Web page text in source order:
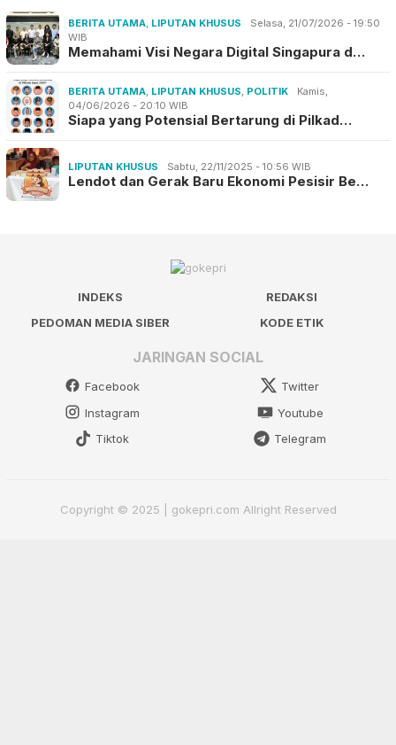
BERITA UTAMA LIPUTAN KHUSUS
Selasa, 21/07/2026 - 19:50
WIB
Memahami Visi Negara Digital Singapura d…
BERITA UTAMA LIPUTAN KHUSUS POLITIK
Kamis,
04/06/2026 - 20:10 WIB
Siapa yang Potensial Bertarung di Pilkad…
LIPUTAN KHUSUS Sabtu, 22/11/2025 - 10:56 WIB
Lendot dan Gerak Baru Ekonomi Pesisir Be…
INDEKS
REDAKSI
PEDOMAN MEDIA SIBER
KODE ETIK
JARINGAN SOCIAL
Facebook
Twitter
Instagram
Youtube
Tiktok
Telegram
Copyright © 2025 | gokepri.com Allright Reserved